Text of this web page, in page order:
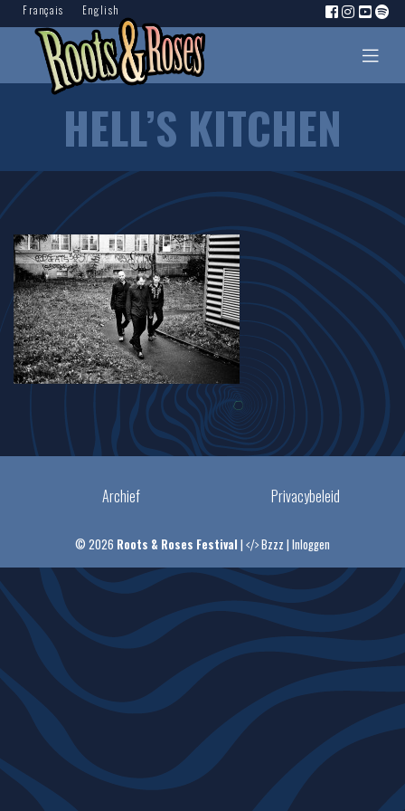
Français English
HELL’S KITCHEN
Archief Privacybeleid
© 2026 Roots & Roses Festival | Bzzz | Inloggen